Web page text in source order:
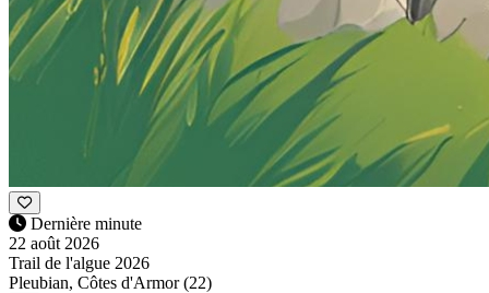
Dernière minute
22 août 2026
Trail de l'algue 2026
Pleubian, Côtes d'Armor (22)